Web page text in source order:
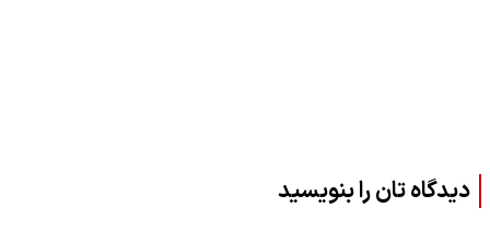
دیدگاه تان را بنویسید